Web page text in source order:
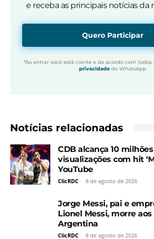
e receba as principais notícias da
Quero Participar
*Ao entrar você está ciente e de acordo com todos
privacidade do WhatsApp
Notícias relacionadas
CDB alcança 10
visualizações com hit
YouTube
ClicRDC - 8 de agosto de 2026
Jorge Messi, pai e
Lionel Messi, morre
Argentina
ClicRDC - 8 de agosto de 2026